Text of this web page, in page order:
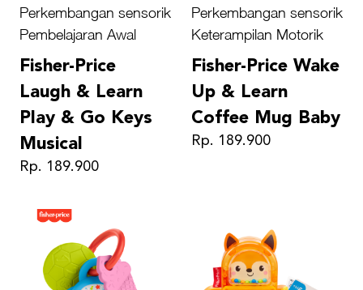
Perkembangan sensorik
Pembelajaran Awal
Fisher-Price
Laugh & Learn
Play & Go Keys
Musical
Rp. 189.900
Perkembangan sensorik
Keterampilan Motorik
Fisher-Price Wake
Up & Learn
Coffee Mug Baby
Rp. 189.900